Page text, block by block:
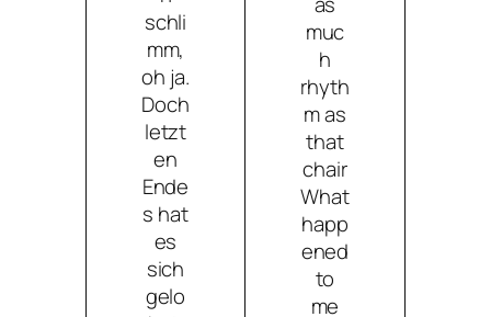
schli
mm,
oh ja.
Doch
letzt
en
Ende
s hat
es
sich
gelo
muc
h
rhyth
m as
that
chair
What
happ
ened
to
me